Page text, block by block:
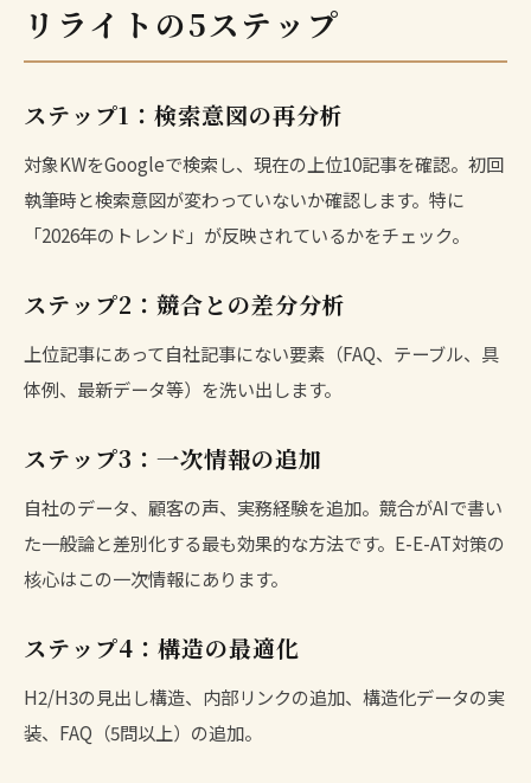
リライトの5ステップ
ステップ1：検索意図の再分析
対象KWをGoogleで検索し、現在の上位10記事を確認。初回
執筆時と検索意図が変わっていないか確認します。特に
「2026年のトレンド」が反映されているかをチェック。
ステップ2：競合との差分分析
上位記事にあって自社記事にない要素（FAQ、テーブル、具
体例、最新データ等）を洗い出します。
ステップ3：一次情報の追加
自社のデータ、顧客の声、実務経験を追加。競合がAIで書い
た一般論と差別化する最も効果的な方法です。 E-E-AT対策の
核心はこの一次情報にあります。
ステップ4：構造の最適化
H2/H3の見出し構造、 内部リンクの追加、 構造化データの実
装、FAQ（5問以上）の追加。